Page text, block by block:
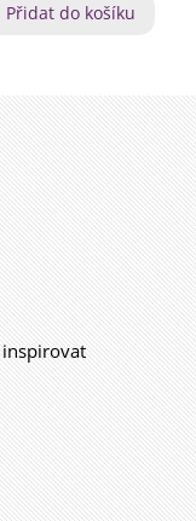
Přidat do košíku